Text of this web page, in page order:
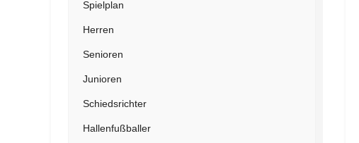
Spielplan
Herren
Senioren
Junioren
Schiedsrichter
Hallenfußballer